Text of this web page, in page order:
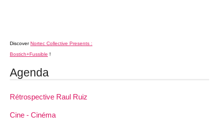
DiscoverNortec Collective Presents :
Bostich+Fussible !
Agenda
Rétrospective Raul Ruiz
Cine - Cinéma